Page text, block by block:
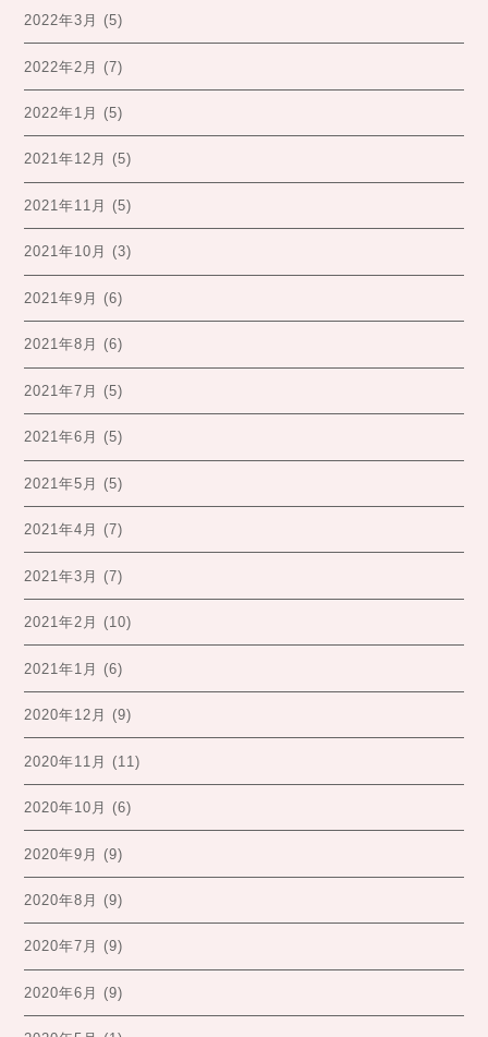
2022年3月 (5)
2022年2月 (7)
2022年1月 (5)
2021年12月 (5)
2021年11月 (5)
2021年10月 (3)
2021年9月 (6)
2021年8月 (6)
2021年7月 (5)
2021年6月 (5)
2021年5月 (5)
2021年4月 (7)
2021年3月 (7)
2021年2月 (10)
2021年1月 (6)
2020年12月 (9)
2020年11月 (11)
2020年10月 (6)
2020年9月 (9)
2020年8月 (9)
2020年7月 (9)
2020年6月 (9)